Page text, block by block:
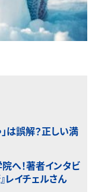
は誤解？正しい満
へ！著者インタビ
レイチェルさん